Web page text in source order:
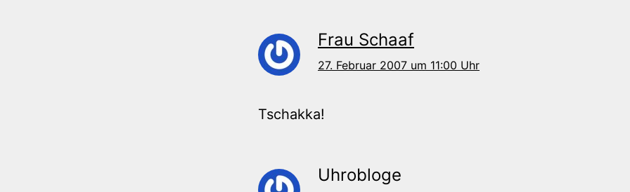
Frau Schaaf
27. Februar 2007 um 11:00 Uhr
Tschakka!
Uhrobloge